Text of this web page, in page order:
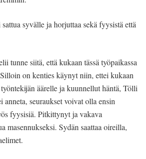
syvälle ja horjuttaa sekä fyysistä että
tunne siitä, että kukaan tässä työpaikassa
on kenties käynyt niin, ettei kukaan
äärelle ja kuunnellut häntä, Tölli
anneta, seuraukset voivat olla ensin
fyysisiä. Pitkittynyt ja vakava
masennukseksi. Sydän saattaa oireilla,